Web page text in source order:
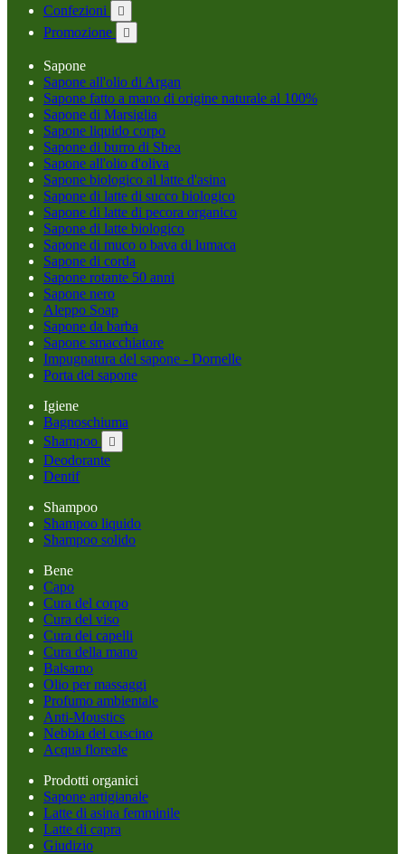
Confezioni

Promozione 
Sapone
Sapone all'olio di Argan
Sapone fatto a mano di origine naturale al 100%
Sapone di Marsiglia
Sapone liquido corpo
Sapone di burro di Shea
Sapone all'olio d'oliva
Sapone biologico al latte d'asina
Sapone di latte di succo biologico
Sapone di latte di pecora organico
Sapone di latte biologico
Sapone di muco o bava di lumaca
Sapone di corda
Sapone rotante 50 anni
Sapone nero
Aleppo Soap
Sapone da barba
Sapone smacchiatore
Impugnatura del sapone - Dornelle
Porta del sapone
Igiene
Bagnoschiuma
Shampoo

Deodorante
Dentif
Shampoo
Shampoo liquido
Shampoo solido
Bene
Capo
Cura del corpo
Cura del viso
Cura dei capelli
Cura della mano
Balsamo
Olio per massaggi
Profumo ambientale
Anti-Moustics
Nebbia del cuscino
Acqua floreale
Prodotti organici
Sapone artigianale
Latte di asina femminile
Latte di capra
Giudizio